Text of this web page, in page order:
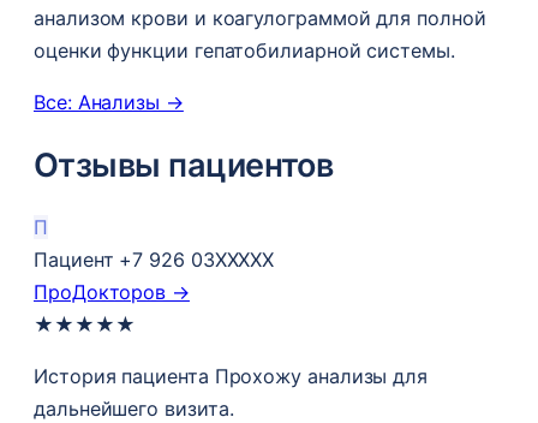
анализом крови и коагулограммой для полной
оценки функции гепатобилиарной системы.
Все: Анализы →
Отзывы пациентов
П
Пациент +7 926 03XXXXX
ПроДокторов →
★ ★ ★ ★ ★
История пациента Прохожу анализы​ для
дальнейшего визита.